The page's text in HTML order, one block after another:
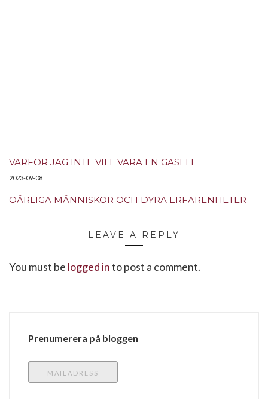
VARFÖR JAG INTE VILL VARA EN GASELL
2023-09-08
OÄRLIGA MÄNNISKOR OCH DYRA ERFARENHETER
LEAVE A REPLY
You must be logged into post a comment.
Prenumerera på bloggen